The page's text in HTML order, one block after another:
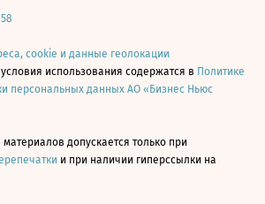
cookie и данные геолокации
использования содержатся в Политике
персональных данных АО «Бизнес Ньюс
допускается только при
и при наличии гиперссылки на